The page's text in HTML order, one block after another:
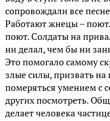
сопровождали все
Работают жнецы –
поют. Солдаты на
ни делал, чем бы ни
Это помогало самому
злые силы, призвать
померяться умением с
других посмотреть.
делает человека